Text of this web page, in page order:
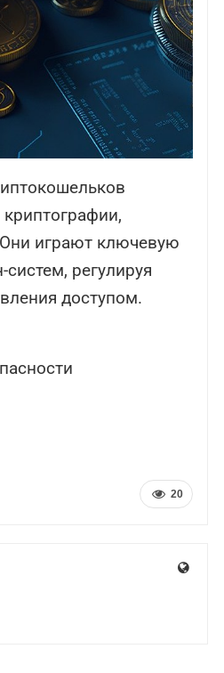
играют ключевую
регулируя
доступом.
20